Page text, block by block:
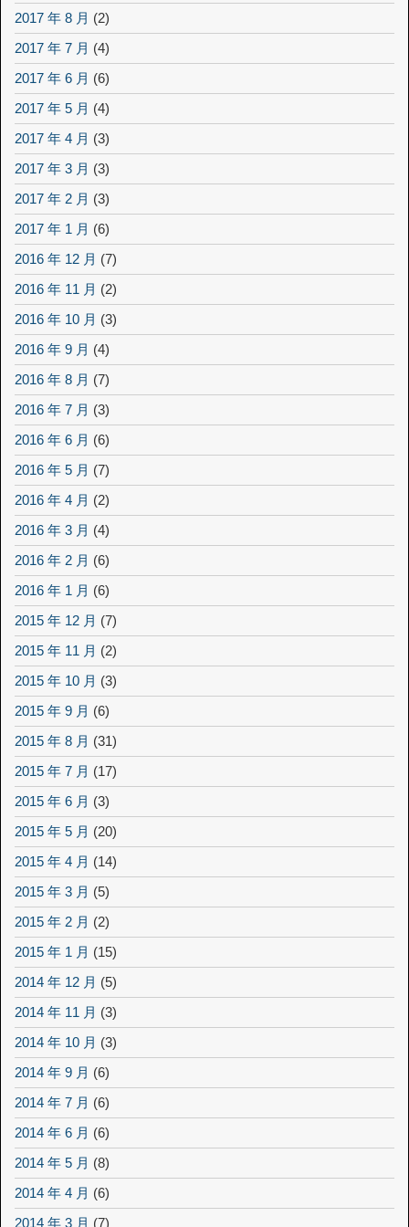
2017 年 8 月 (2)
2017 年 7 月 (4)
2017 年 6 月 (6)
2017 年 5 月 (4)
2017 年 4 月 (3)
2017 年 3 月 (3)
2017 年 2 月 (3)
2017 年 1 月 (6)
2016 年 12 月 (7)
2016 年 11 月 (2)
2016 年 10 月 (3)
2016 年 9 月 (4)
2016 年 8 月 (7)
2016 年 7 月 (3)
2016 年 6 月 (6)
2016 年 5 月 (7)
2016 年 4 月 (2)
2016 年 3 月 (4)
2016 年 2 月 (6)
2016 年 1 月 (6)
2015 年 12 月 (7)
2015 年 11 月 (2)
2015 年 10 月 (3)
2015 年 9 月 (6)
2015 年 8 月 (31)
2015 年 7 月 (17)
2015 年 6 月 (3)
2015 年 5 月 (20)
2015 年 4 月 (14)
2015 年 3 月 (5)
2015 年 2 月 (2)
2015 年 1 月 (15)
2014 年 12 月 (5)
2014 年 11 月 (3)
2014 年 10 月 (3)
2014 年 9 月 (6)
2014 年 7 月 (6)
2014 年 6 月 (6)
2014 年 5 月 (8)
2014 年 4 月 (6)
2014 年 3 月 (7)